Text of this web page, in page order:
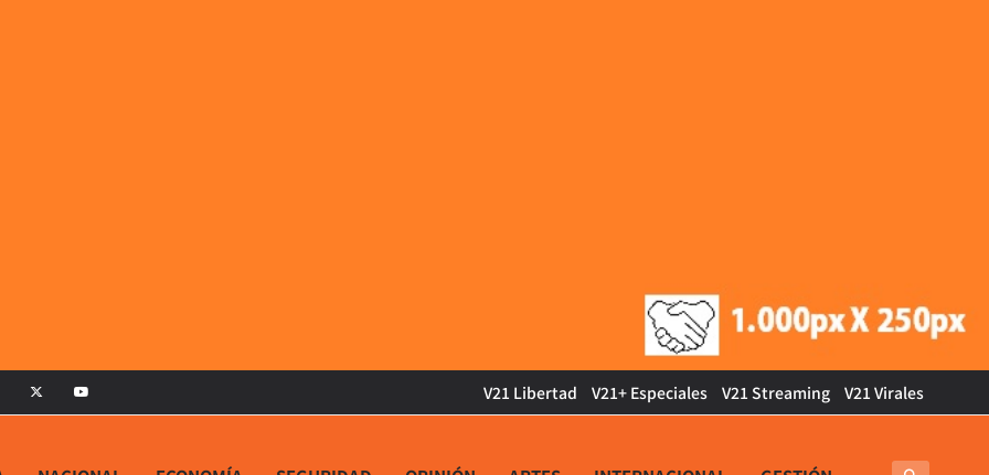
V21 Libertad V21+ Especiales V21 Streaming V21 Virales